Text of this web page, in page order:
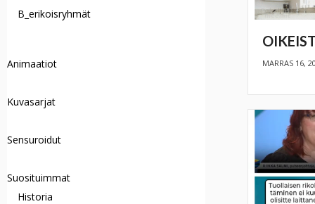
MARRAS 16,
B_erikoisryhmät
Animaatiot
Kuvasarjat
Sensuroidut
Suosituimmat
Historia